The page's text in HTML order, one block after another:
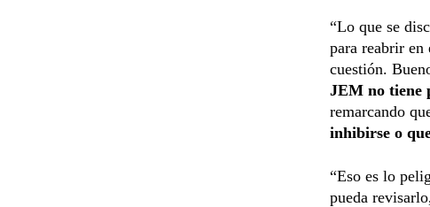
“Lo que se
para reabrir en
cuestión.
JEM no tiene
remarcando
inhibirse o
“Eso es lo
pueda